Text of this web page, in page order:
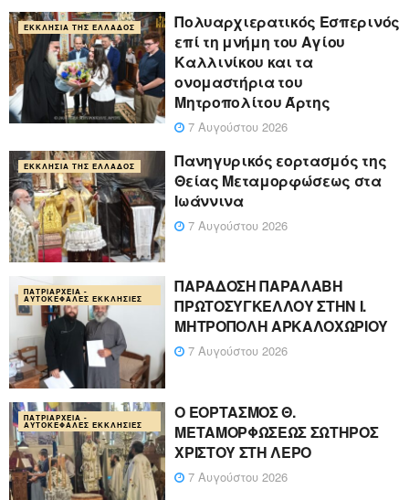
ΕΚΚΛΗΣΊΑ ΤΗΣ ΕΛΛΆΔΟΣ
Πολυαρχιερατικός Εσπερινός
επί τη μνήμη του Αγίου
Καλλινίκου και τα
ονομαστήρια του
Μητροπολίτου Άρτης
7 Αυγούστου 2026
ΕΚΚΛΗΣΊΑ ΤΗΣ ΕΛΛΆΔΟΣ
Πανηγυρικός εορτασμός της
Θείας Μεταμορφώσεως στα
Ιωάννινα
7 Αυγούστου 2026
ΠΑΤΡΙΑΡΧΕΊΑ -
ΑΥΤΟΚΈΦΑΛΕΣ ΕΚΚΛΗΣΊΕΣ
ΠΑΡΑΔΟΣΗ ΠΑΡΑΛΑΒΗ
ΠΡΩΤΟΣΥΓΚΕΛΛΟΥ ΣΤΗΝ Ι.
ΜΗΤΡΟΠΟΛΗ ΑΡΚΑΛΟΧΩΡΙΟΥ
7 Αυγούστου 2026
ΠΑΤΡΙΑΡΧΕΊΑ -
ΑΥΤΟΚΈΦΑΛΕΣ ΕΚΚΛΗΣΊΕΣ
Ο ΕΟΡΤΑΣΜΟΣ Θ.
ΜΕΤΑΜΟΡΦΩΣΕΩΣ ΣΩΤΗΡΟΣ
ΧΡΙΣΤΟΥ ΣΤΗ ΛΕΡΟ
7 Αυγούστου 2026